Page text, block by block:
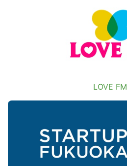
LOVE FM